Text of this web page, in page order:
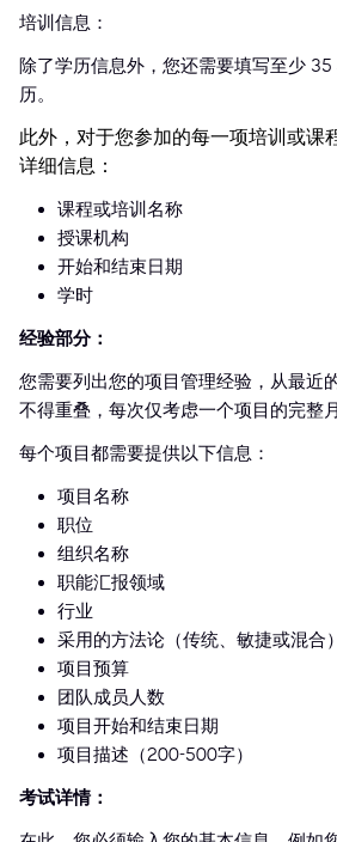
培训信息：
除了学历信息外，您还需要填写至少
历。
此外，对于您参加的每一项培训或课
详细信息：
课程或培训名称
授课机构
开始和结束日期
学时
经验部分：
您需要列出您的项目管理经验，从最近
不得重叠，每次仅考虑一个项目的完整月
每个项目都需要提供以下信息：
项目名称
职位
组织名称
职能汇报领域
行业
采用的方法论（传统、敏捷或混合）
项目预算
团队成员人数
项目开始和结束日期
项目描述（200-500字）
考试详情：